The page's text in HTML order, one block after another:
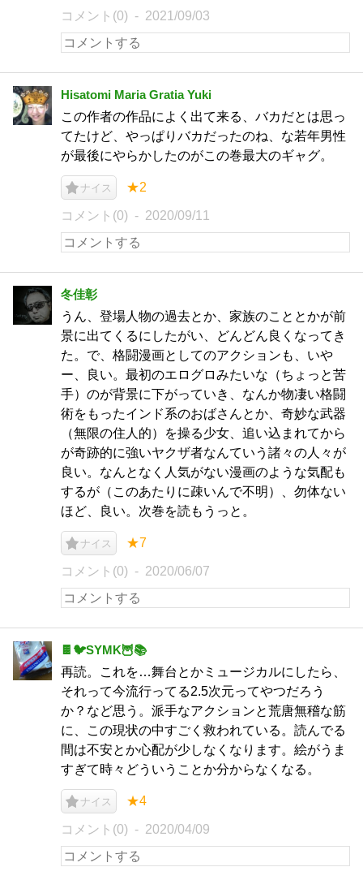
コメント(0) 2021/09/03
Hisatomi Maria Gratia Yuki
この作者の作品によく出て来る、バカだとは思っ
てたけど、やっぱりバカだったのね、な若年男性
が最後にやらかしたのがこの巻最大のギャグ。
ナイス ★2
コメント(0) 2020/09/11
冬佳彰
うん、登場人物の過去とか、家族のこととかが前
景に出てくるにしたがい、どんどん良くなってき
た。で、格闘漫画としてのアクションも、いや
ー、良い。最初のエログロみたいな（ちょっと苦
手）のが背景に下がっていき、なんか物凄い格闘
術をもったインド系のおばさんとか、奇妙な武器
（無限の住人的）を操る少女、追い込まれてから
が奇跡的に強いヤクザ者なんていう諸々の人々が
良い。なんとなく人気がない漫画のような気配も
するが（このあたりに疎いんで不明）、勿体ない
ほど、良い。次巻を読もうっと。
ナイス ★7
コメント(0) 2020/06/07
🍫🐦SYMK🦉📚
再読。これを…舞台とかミュージカルにしたら、
それって今流行ってる2.5次元ってやつだろう
か？など思う。派手なアクションと荒唐無稽な筋
に、この現状の中すごく救われている。読んでる
間は不安とか心配が少しなくなります。絵がうま
すぎて時々どういうことか分からなくなる。
ナイス ★4
コメント(0) 2020/04/09